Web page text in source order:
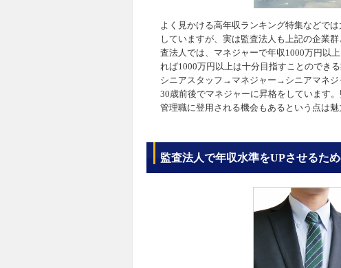
よく見かける高年収ランキング特集などで
していますが、実は監査法人も上記の企業
査法人では、マネジャーで年収1000万円以
れば1000万円以上は十分目指すことのでき
シニアスタッフ→マネジャー→シニアマネ
30歳前後でマネジャーに昇格をしています
管理職に登用される機会もあるという点は魅
監査法人で年収水準をUPさせるた